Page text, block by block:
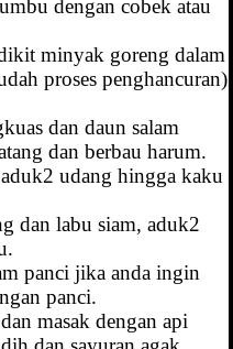
dengan cobek atau
minyak goreng dalam
proses penghancuran)
dan daun salam
dan berbau harum.
udang hingga kaku
dan labu siam, aduk2
panci jika anda ingin
panci.
masak dengan api